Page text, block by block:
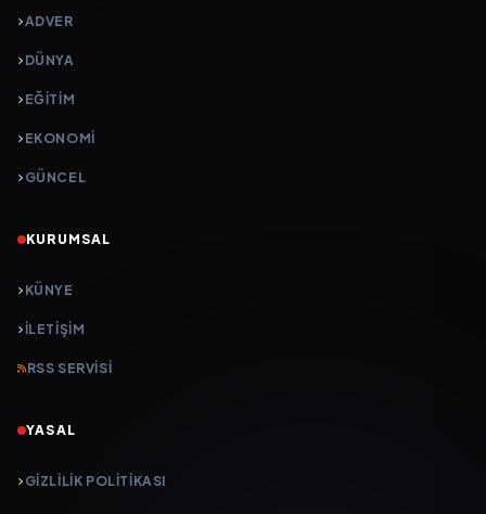
ADVER
DÜNYA
EĞİTİM
EKONOMİ
GÜNCEL
KURUMSAL
KÜNYE
İLETIŞIM
RSS SERVISI
YASAL
GIZLILIK POLITIKASI